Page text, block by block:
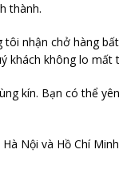
thành.
tôi nhận chở hàng
khách không lo
kín. Bạn có thể
Nội và Hồ Chí